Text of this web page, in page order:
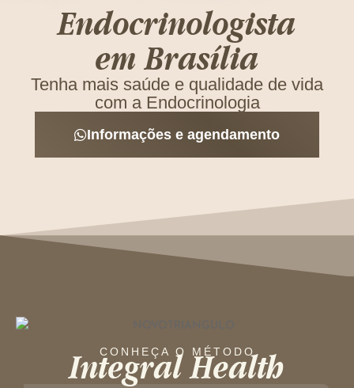
Endocrinologista
em Brasília
Tenha mais saúde e qualidade de vida
com a Endocrinologia
Informações e agendamento
CONHEÇA O MÉTODO
Integral Health